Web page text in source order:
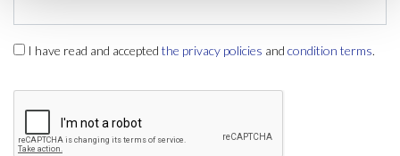
I have read and accepted the privacy policies and condition terms.